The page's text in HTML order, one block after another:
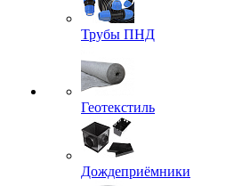
Трубы ПНД
Геотекстиль
Дождеприёмники